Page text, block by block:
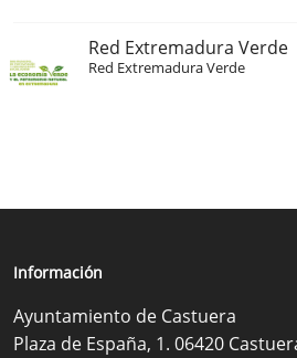
Red Extremadura Verde
Red Extremadura Verde
Información
Ayuntamiento de Castuera
Plaza de España, 1. 06420